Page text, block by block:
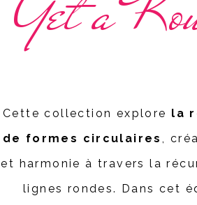
Cette collection explore la
de formes circulaires ,
et harmonie à travers la
lignes rondes. Dans cet